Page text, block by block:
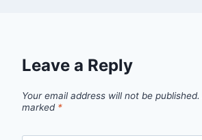
Leave a Reply
Your email address will not be published.
marked *